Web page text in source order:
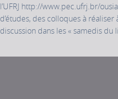
l’UFRJ http://www.pec.ufrj.br/
d’études, des colloques à
discussion dans les « samedis